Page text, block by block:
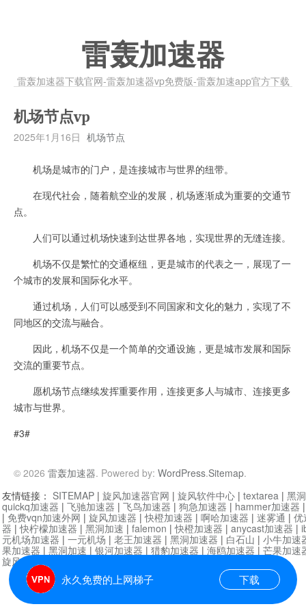
雷轰加速器
雷轰加速器下载官网-雷轰加速器vp免费版-雷轰加速app官方下载
机场节点vp
2025年1月16日 机场节点
机场是城市的门户，是连接城市与世界的纽带。
在现代社会，随着航空业的发展，机场逐渐成为重要的交通节
点。
人们可以通过机场快速到达世界各地，实现世界的无缝连接。
机场不仅是繁忙的交通枢纽，更是城市的代表之一，展现了一
个城市的发展和国际化水平。
通过机场，人们可以感受到不同国家和文化的魅力，实现了不
同地区的交流与融合。
因此，机场不仅是一个简单的交通设施，更是城市发展和国际
交流的重要节点。
愿机场节点继续发挥重要作用，连接更多人与城市、连接更多
城市与世界。
#3#
© 2026 雷轰加速器. Powered by: WordPress.Sitemap.
永久免费的上网梯子 下载
友情链接： SITEMAP | 旋风加速器官网 | 旋风软件中心 | textarea | 黑
quickq加速器 | 飞驰加速器 | 飞鸟加速器 | 狗急加速器 | hammer加速器
| 免费vqn加速外网 | 旋风加速器 |快橙加速器 | 啊哈加速器 | 迷雾通 | 优
器 |快柠檬加速器 | 黑洞加速 | falemon |快橙加速器 | anycast加速器 |
元机场加速器 | 一元机场 | 老王加速器 | 黑洞加速器 | 白石山 | 小牛加速
果加速器 | 黑洞加速 | 银河加速器 | 猎豹加速器 | 海鸥加速器 | 芒果加速
旋风加速器度器